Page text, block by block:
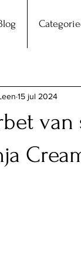
15 jul 2024